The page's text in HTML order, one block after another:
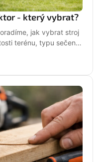
- který vybrat?
jak vybrat stroj
terénu, typu sečení